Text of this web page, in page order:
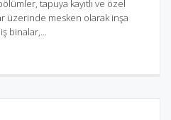
tapuya kayıtlı ve özel
üzerinde mesken olarak inşa
binalar,...